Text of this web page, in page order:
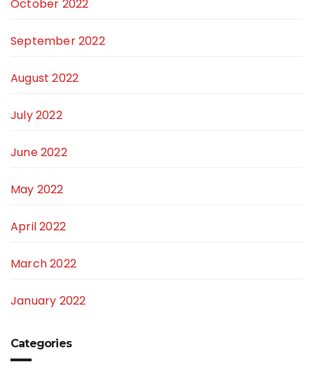
October 2022
September 2022
August 2022
July 2022
June 2022
May 2022
April 2022
March 2022
January 2022
Categories